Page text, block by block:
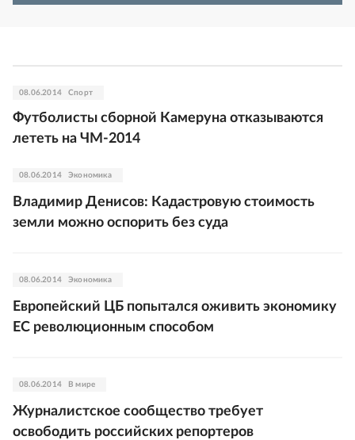
08.06.2014 Спорт
Футболисты сборной Камеруна отказываются
лететь на ЧМ-2014
08.06.2014 Экономика
Владимир Денисов: Кадастровую стоимость
земли можно оспорить без суда
08.06.2014 Экономика
Европейский ЦБ попытался оживить экономику
ЕС революционным способом
08.06.2014 В мире
Журналистское сообщество требует
освободить российских репортеров